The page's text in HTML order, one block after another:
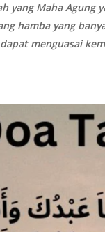
yang Maha
hamba yang
menguasai